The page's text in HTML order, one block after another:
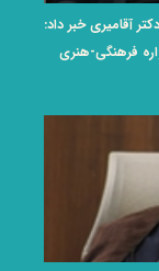
دکتر آقامیری خبر داد:
فرهنگی-هنری